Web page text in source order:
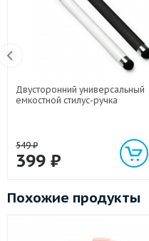
Двусторонний универсальный
емкостной стилус-ручка
549₽
399 ₽
Похожие продукты